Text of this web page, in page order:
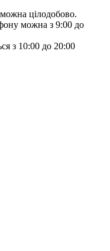
цілодобово.
можна з 9:00 до
з 10:00 до 20:00